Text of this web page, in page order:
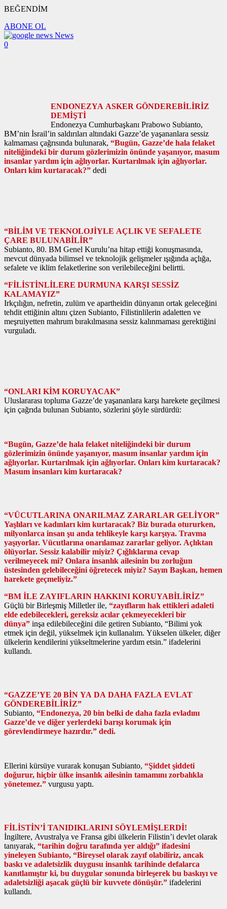
BEĞENDİM
ABONE OL
News
0
ENDONEZYA ASKER GÖNDEREBİLİRİZ
DEMİŞTİ
Endonezya Cumhurbaşkanı Prabowo Subianto,
BM’nin İsrail’in saldırıları altındaki Gazze’de yaşananlara sessiz
kalmaması çağrısında bulunarak, “Bugün, Gazze’de hala felaket
niteliğindeki bir durum gözlerimizin önünde yaşanıyor, masum
insanlar yardım için ağlıyorlar. Kurtarılmak için ağlıyorlar.
Onları kim kurtaracak?” dedi
“BİLİM VE TEKNOLOJİYLE AÇLIK VE SEFALETE
ÇARE BULUNABİLİR”
Subianto, 80. BM Genel Kurulu’na hitap ettiği konuşmasında,
mevcut dünyada bilimsel ve teknolojik gelişmeler ışığında açlığa,
sefalete ve iklim felaketlerine son verilebileceğini belirtti.
“FİLİSTİNLİLERE DURMUNA KARŞI SESSİZ
KALAMAYIZ”
Irkçılığın, nefretin, zulüm ve apartheidin dünyanın ortak geleceğini
tehdit ettiğinin altını çizen Subianto, Filistinlilerin adaletten ve
meşruiyetten mahrum bırakılmasına sessiz kalınmaması gerektiğini
vurguladı.
“ONLARI KİM KORUYACAK”
Uluslararası topluma Gazze’de yaşananlara karşı harekete geçilmesi
için çağrıda bulunan Subianto, sözlerini şöyle sürdürdü:
“Bugün, Gazze’de hala felaket niteliğindeki bir durum
gözlerimizin önünde yaşanıyor, masum insanlar yardım için
ağlıyorlar. Kurtarılmak için ağlıyorlar. Onları kim kurtaracak?
Masum insanları kim kurtaracak?
“VÜCUTLARINA ONARILMAZ ZARARLAR GELİYOR”
Yaşlıları ve kadınları kim kurtaracak? Biz burada otururken,
milyonlarca insan şu anda tehlikeyle karşı karşıya. Travma
yaşıyorlar. Vücutlarına onarılamaz zararlar geliyor. Açlıktan
ölüyorlar. Sessiz kalabilir miyiz? Çığlıklarına cevap
verilmeyecek mi? Onlara insanlık ailesinin bu zorluğun
üstesinden gelebileceğini öğretecek miyiz? Sayın Başkan, hemen
harekete geçmeliyiz.”
“BM İLE ZAYIFLARIN HAKKINI KORUYABİLİRİZ”
Güçlü bir Birleşmiş Milletler ile, “zayıfların hak ettikleri adaleti
elde edebilecekleri, gereksiz acılar çekmeyecekleri bir
dünya” inşa edilebileceğini dile getiren Subianto, “Bilimi yok
etmek için değil, yükselmek için kullanalım. Yükselen ülkeler, diğer
ülkelerin kendilerini yükseltmelerine yardım etsin.” ifadelerini
kullandı.
“GAZZE’YE 20 BİN YA DA DAHA FAZLA EVLAT
GÖNDEREBİLİRİZ”
Subianto, “Endonezya, 20 bin belki de daha fazla evladını
Gazze’de ve diğer yerlerdeki barışı korumak için
görevlendirmeye hazırdır.” dedi.
Ellerini kürsüye vurarak konuşan Subianto, “Şiddet şiddeti
doğurur, hiçbir ülke insanlık ailesinin tamamını zorbalıkla
yönetemez.” vurgusu yaptı.
FİLİSTİN’İ TANIDIKLARINI SÖYLEMİŞLERDİ!
İngiltere, Avustralya ve Fransa gibi ülkelerin Filistin’i devlet olarak
tanıyarak, “tarihin doğru tarafında yer aldığı” ifadesini
yineleyen Subianto, “Bireysel olarak zayıf olabiliriz, ancak
baskı ve adaletsizlik duygusu insanlık tarihinde defalarca
kanıtlamıştır ki, bu duygular sonunda birleşerek bu baskıyı ve
adaletsizliği aşacak güçlü bir kuvvete dönüşür.” ifadelerini
kullandı.